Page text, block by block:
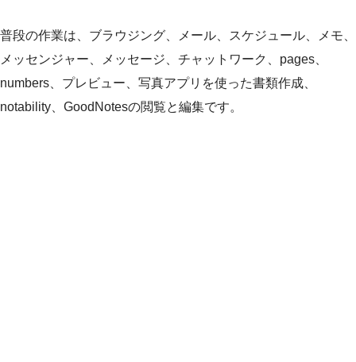
普段の作業は、ブラウジング、メール、スケジュール、メモ、
メッセンジャー、メッセージ、チャットワーク、pages、
numbers、プレビュー、写真アプリを使った書類作成、
notability、GoodNotesの閲覧と編集です。